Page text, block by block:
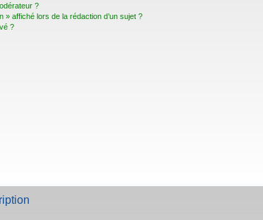
?
affiché lors de la rédaction d’un sujet ?
?